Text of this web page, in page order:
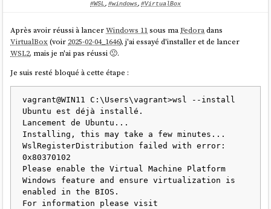
#WSL, #windows, #VirtualBox
Après avoir réussi à lancerWindows 11sous maFedoradans
VirtualBox(voir 2025-02-04_1646), j'ai essayé d'installer et de lancer
WSL2, mais je n'ai pas réussi 🙁.
Je suis resté bloqué à cette étape :
vagrant@WIN11 C:\Users\vagrant>wsl --install
Ubuntu est déjà installé.
Lancement de Ubuntu...
Installing, this may take a few minutes...
WslRegisterDistribution failed with error:
0x80370102
Please enable the Virtual Machine Platform
Windows feature and ensure virtualization is
enabled in the BIOS.
For information please visit